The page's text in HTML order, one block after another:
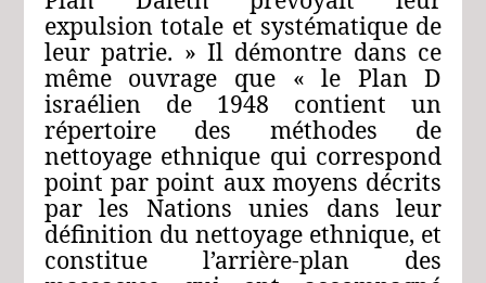
expulsion totale et systématique de
leur patrie. » Il démontre dans ce
même ouvrage que « le Plan D
israélien de 1948 contient un
répertoire des méthodes de
nettoyage ethnique qui correspond
point par point aux moyens décrits
par les Nations unies dans leur
définition du nettoyage ethnique, et
constitue l’arrière-plan des